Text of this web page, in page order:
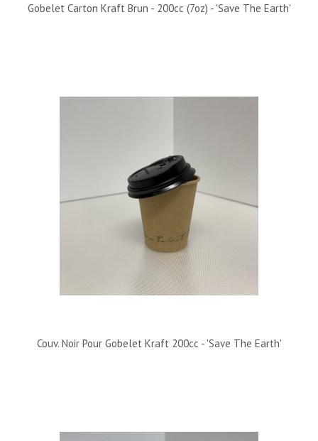
Gobelet Carton Kraft Brun - 200cc (7oz) - 'Save The Earth'
Couv. Noir Pour Gobelet Kraft 200cc - 'Save The Earth'